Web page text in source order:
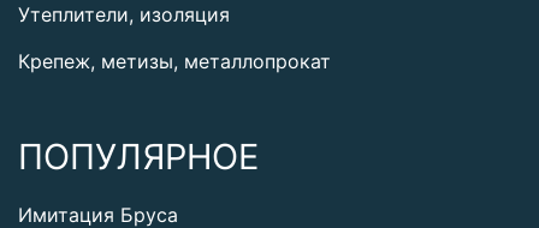
Утеплители, изоляция
Крепеж, метизы, металлопрокат
ПОПУЛЯРНОЕ
Имитация Бруса